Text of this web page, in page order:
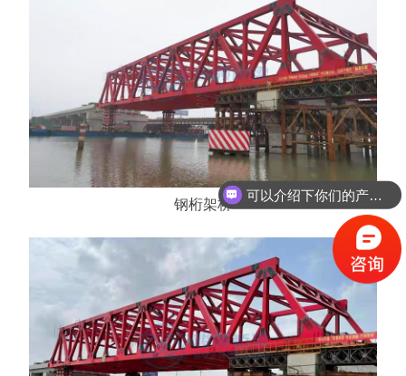
钢桁架桥
可以介绍下你们的产品么？
你们是怎么收费的呢？